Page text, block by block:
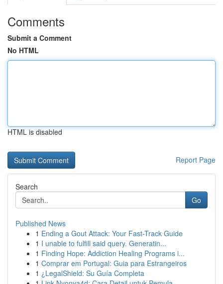
Comments
Submit a Comment
No HTML
HTML is disabled
Report Page
Search
Go
Published News
1 Ending a Gout Attack: Your Fast-Track Guide
1 I unable to fulfill said query. Generatin...
1 Finding Hope: Addiction Healing Programs i...
1 Comprar em Portugal: Guia para Estrangeiros
1 ¿LegalShield: Su Guía Completa